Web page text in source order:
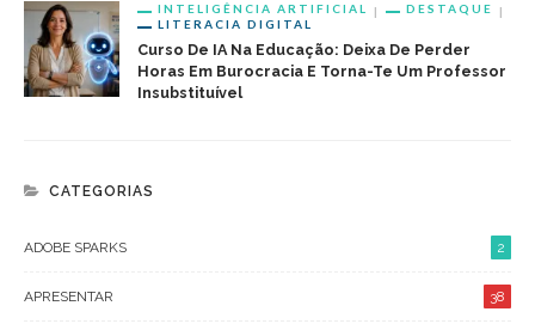
INTELIGÊNCIA ARTIFICIAL
DESTAQUE
LITERACIA DIGITAL
Curso De IA Na Educação: Deixa De Perder
Horas Em Burocracia E Torna-Te Um Professor
Insubstituível
CATEGORIAS
ADOBE SPARKS 2
APRESENTAR 38